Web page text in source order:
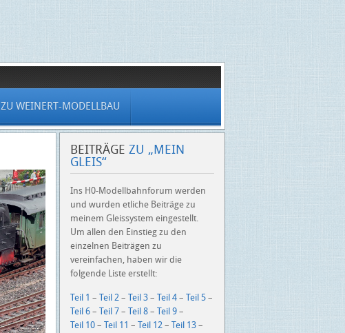
ZU WEINERT-MODELLBAU
BEITRÄGE ZU „MEIN
GLEIS“
Ins H0-Modellbahnforum werden
und wurden etliche Beiträge zu
meinem Gleissystem eingestellt.
Um allen den Einstieg zu den
einzelnen Beiträgen zu
vereinfachen, haben wir die
folgende Liste erstellt:
Teil 1 – Teil 2 – Teil 3 – Teil 4 – Teil 5 –
Teil 6 – Teil 7 – Teil 8 – Teil 9 –
Teil 10 – Teil 11 – Teil 12 – Teil 13 –